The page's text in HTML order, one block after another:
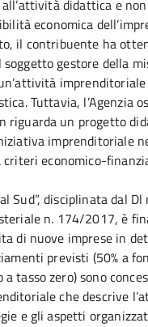
didattica e
economica
il contribuente ha
gestore della
Tuttavia, l’Agenzia
riguarda un progetto
imprenditoriale
economico-
Sud”, disciplinata dal
n. 174/2017, è
di nuove imprese in
previsti (50% a
a tasso zero) sono
che descrive
e gli aspetti